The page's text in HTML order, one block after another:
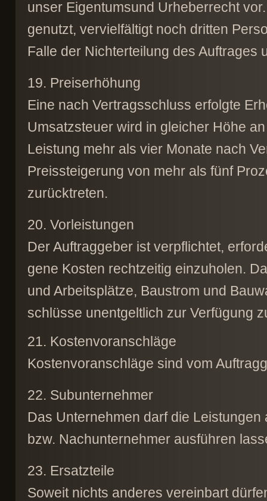
unser Eigentumsund Urheberrecht
genutzt, vervielfältigt noch dritten
Falle der Nichterteilung des Auftrages
19. Preiserhöhung
Eine nach Vertragsschluss erfolgte
Umsatzsteuer wird in gleicher Höhe
Leistung mehr als vier Monate nach
Preissteigerung von mehr als fünf
zurücktreten.
20. Vorleistungen
Der Auftraggeber ist verpflichtet,
gene Kosten rechtzeitig einzuholen.
und Arbeitsplätze, Baustrom und
schlüsse unentgeltlich zur Verfügung
21. Kostenvoranschläge
Kostenvoranschläge sind vom
22. Subunternehmer
Das Unternehmen darf die
bzw. Nachunternehmer ausführen
23. Ersatzteile
Soweit nichts anderes vereinbart